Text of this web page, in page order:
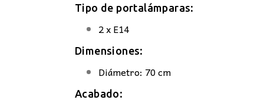
Tipo de portalámparas:
2 x E14
Dimensiones:
Diámetro: 70 cm
Acabado: